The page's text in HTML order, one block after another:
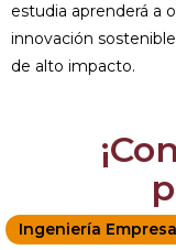
estudia aprenderá a
innovación
de alto impacto.
Ingeniería